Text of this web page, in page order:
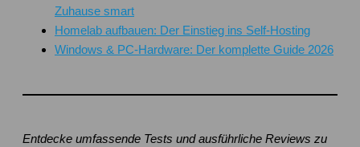
Zuhause smart
Homelab aufbauen: Der Einstieg ins Self-Hosting
Windows & PC-Hardware: Der komplette Guide 2026
Entdecke umfassende Tests und ausführliche Reviews zu